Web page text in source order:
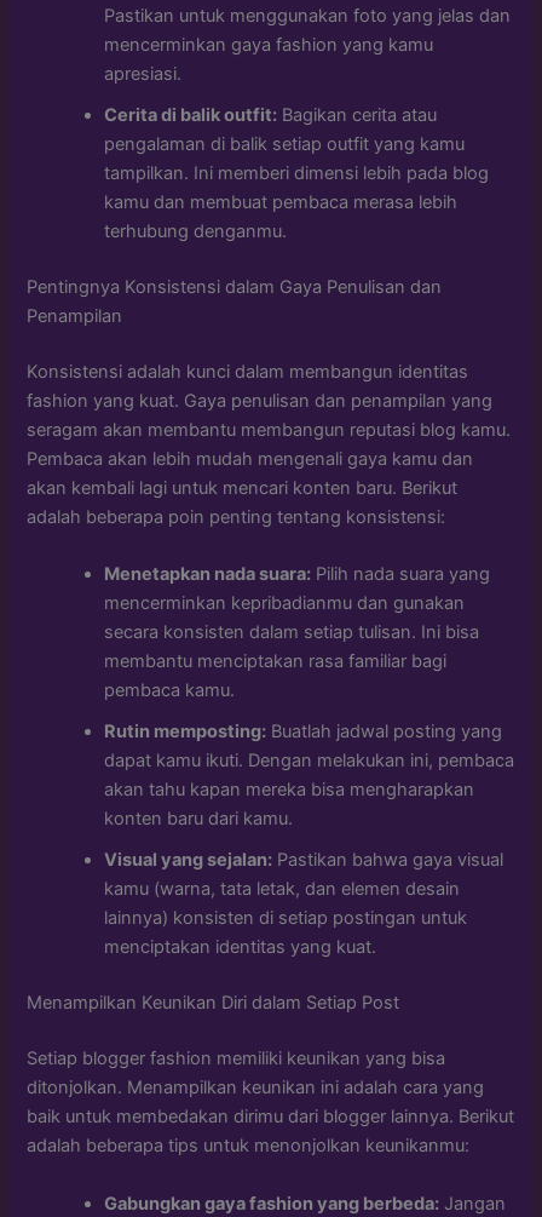
Pastikan untuk menggunakan foto yang jelas dan
mencerminkan gaya fashion yang kamu
apresiasi.
Cerita di balik outfit: Bagikan cerita atau
pengalaman di balik setiap outfit yang kamu
tampilkan. Ini memberi dimensi lebih pada blog
kamu dan membuat pembaca merasa lebih
terhubung denganmu.
Pentingnya Konsistensi dalam Gaya Penulisan dan
Penampilan
Konsistensi adalah kunci dalam membangun identitas
fashion yang kuat. Gaya penulisan dan penampilan yang
seragam akan membantu membangun reputasi blog kamu.
Pembaca akan lebih mudah mengenali gaya kamu dan
akan kembali lagi untuk mencari konten baru. Berikut
adalah beberapa poin penting tentang konsistensi:
Menetapkan nada suara: Pilih nada suara yang
mencerminkan kepribadianmu dan gunakan
secara konsisten dalam setiap tulisan. Ini bisa
membantu menciptakan rasa familiar bagi
pembaca kamu.
Rutin memposting: Buatlah jadwal posting yang
dapat kamu ikuti. Dengan melakukan ini, pembaca
akan tahu kapan mereka bisa mengharapkan
konten baru dari kamu.
Visual yang sejalan: Pastikan bahwa gaya visual
kamu (warna, tata letak, dan elemen desain
lainnya) konsisten di setiap postingan untuk
menciptakan identitas yang kuat.
Menampilkan Keunikan Diri dalam Setiap Post
Setiap blogger fashion memiliki keunikan yang bisa
ditonjolkan. Menampilkan keunikan ini adalah cara yang
baik untuk membedakan dirimu dari blogger lainnya. Berikut
adalah beberapa tips untuk menonjolkan keunikanmu:
Gabungkan gaya fashion yang berbeda: Jangan